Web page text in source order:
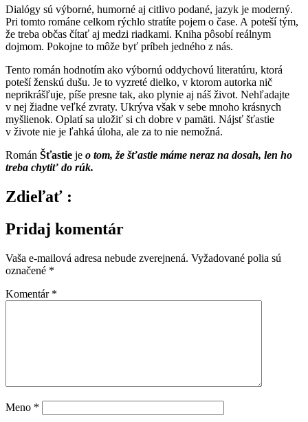
Dialógy sú výborné, humorné aj citlivo podané, jazyk je moderný.
Pri tomto románe celkom rýchlo stratíte pojem o čase. A poteší tým,
že treba občas čítať aj medzi riadkami. Kniha pôsobí reálnym
dojmom. Pokojne to môže byť príbeh jedného z nás.
Tento román hodnotím ako výbornú oddychovú literatúru, ktorá
poteší ženskú dušu. Je to vyzreté dielko, v ktorom autorka nič
neprikrášľuje, píše presne tak, ako plynie aj náš život. Nehľadajte
v nej žiadne veľké zvraty. Ukrýva však v sebe mnoho krásnych
myšlienok. Oplatí sa uložiť si ch dobre v pamäti. Nájsť šťastie
v živote nie je ľahká úloha, ale za to nie nemožná.
Román Šťastie je o tom, že šťastie máme neraz na dosah, len ho
treba chytiť do rúk.
Zdieľať :
Pridaj komentár
Vaša e-mailová adresa nebude zverejnená. Vyžadované polia sú
označené *
Komentár *
Meno *